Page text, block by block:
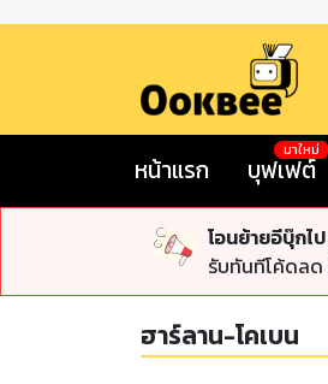
หน้าแรก บุฟเฟต์
มาใหม่
โอนย้ายอีบุ๊กไ
รับทันทีโค้ดลด
ฮาร์ลาน-โคเบน